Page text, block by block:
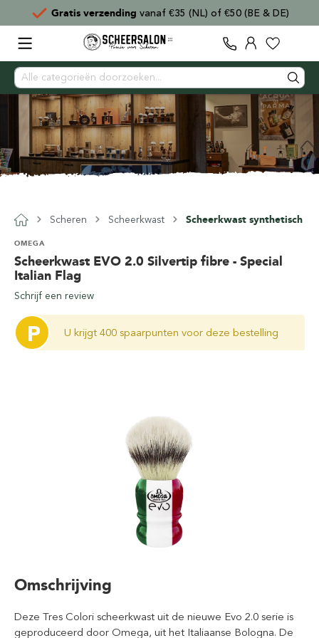
Gratis verzending vanaf €35 (NL) of €50 (BE & DE)
Scheren Scheerkwast Scheerkwast synthetisch
Scheerkwast EVO 2.0 Silvertip fibre - Special
Italian Flag
OMEGA
Schrijf een review
P U krijgt 400 spaarpunten voor deze bestelling
Omschrijving
Deze Tres Colori scheerkwast uit de nieuwe Evo 2.0 serie is
geproduceerd door Omega, uit het Italiaanse Bologna. De